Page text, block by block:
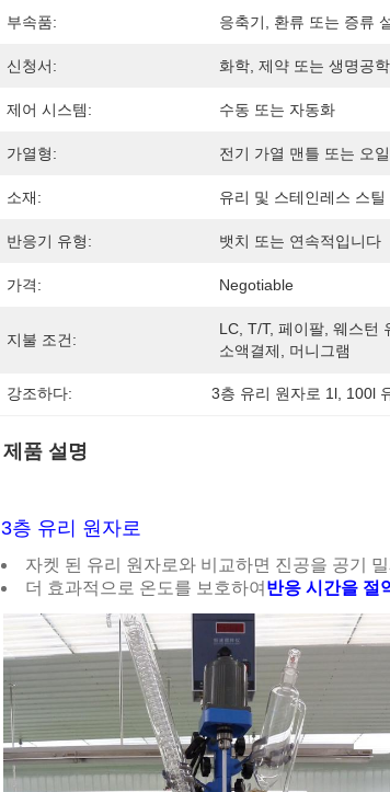
부속품: 응축기, 환류 또는 증류
신청서: 화학, 제약 또는 생명공
제어 시스템: 수동 또는 자동화
가열형: 전기 가열 맨틀 또는 오
소재: 유리 및 스테인레스 스틸
반응기 유형: 뱃치 또는 연속적입니다
가격: Negotiable
지불 조건:
LC, T/T, 페이팔, 웨스턴
소액결제, 머니그램
강조하다: 3층 유리 원자로 1l 100l
제품 설명
3층 유리 원자로
자켓 된 유리 원자로와 비교하면 진공을 공기
더 효과적으로 온도를 보호하여 반응 시간을 절